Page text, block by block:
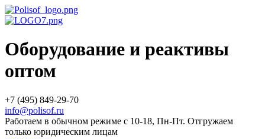
Оборудование и реактивы
оптом
+7 (495) 849-29-70
info@polisof.ru
Работаем в обычном режиме с 10-18, Пн-Пт. Отгружаем
только юридическим лицам